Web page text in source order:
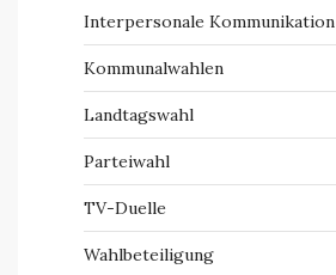
Interpersonale Kommunikation
Kommunalwahlen
Landtagswahl
Parteiwahl
TV-Duelle
Wahlbeteiligung